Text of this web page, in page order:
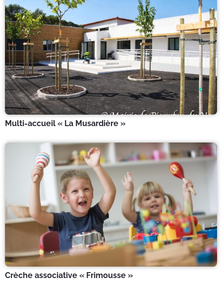
Multi-accueil « La Musardière »
Crèche associative « Frimousse »